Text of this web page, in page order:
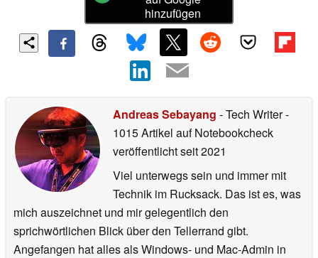
hinzufügen
Andreas Sebayang - Tech Writer-
1015 Artikel auf Notebookcheck
veröffentlichtseit 2021
Viel unterwegs sein und immer mit
Technik im Rucksack. Das ist es, was
mich auszeichnet und mir gelegentlich den
sprichwörtlichen Blick über den Tellerrand gibt.
Angefangen hat alles als Windows- und Mac-Admin in